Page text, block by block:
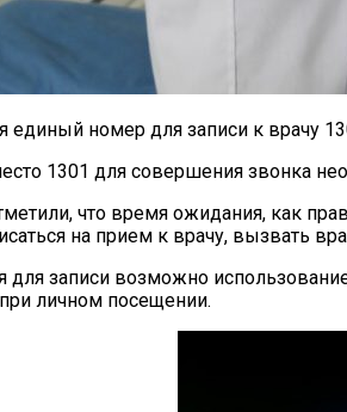
единый номер для записи к врачу
1301 для совершения звонка
что время ожидания, как
на прием к врачу, вызвать
для записи возможно
личном посещении.